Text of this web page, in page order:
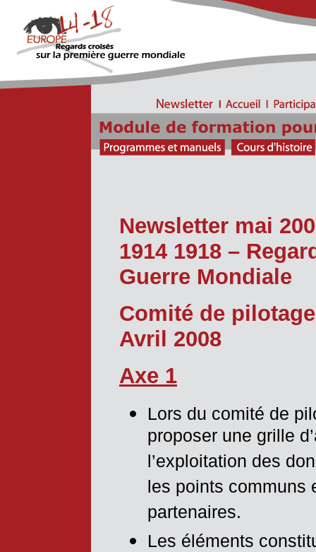
Newsletter mai
1914 1918 –
Guerre Mondiale
Comité de
Avril 2008
Axe 1
Lors du comité de
proposer une grille
l’exploitation des
les points communs
partenaires.
Les éléments